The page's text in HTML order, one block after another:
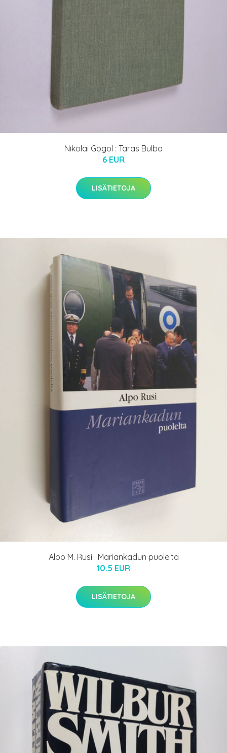
Nikolai Gogol : Taras Bulba
6 EUR
LISÄTIETOJA
Alpo M. Rusi : Mariankadun puolelta
10.5 EUR
LISÄTIETOJA